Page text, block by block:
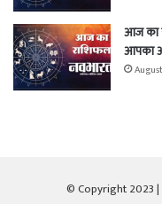
आज का
आपका
© Copyright 2023 |